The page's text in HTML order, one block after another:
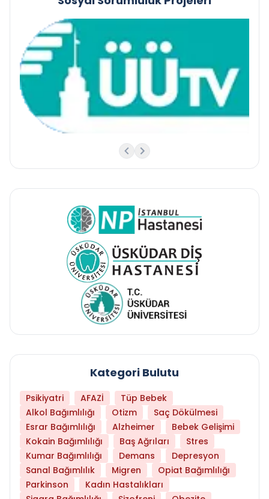
Kategori Bulutu
Psikiyatri AFAZİ
Tüp Bebek
Alkol Bağımlılığı
Otizm
Saç Dökülmesi
Esrar Bağımlılığı
Alzheimer
Bebek Gelişimi
Kokain Bağımlılığı
Baş Ağrıları
Stres
Kumar Bağımlılığı
Demans
Depresyon
Sanal Bağımlılık
Migren
Opiat Bağımlılığı
Parkinson
Kadın Hastalıkları